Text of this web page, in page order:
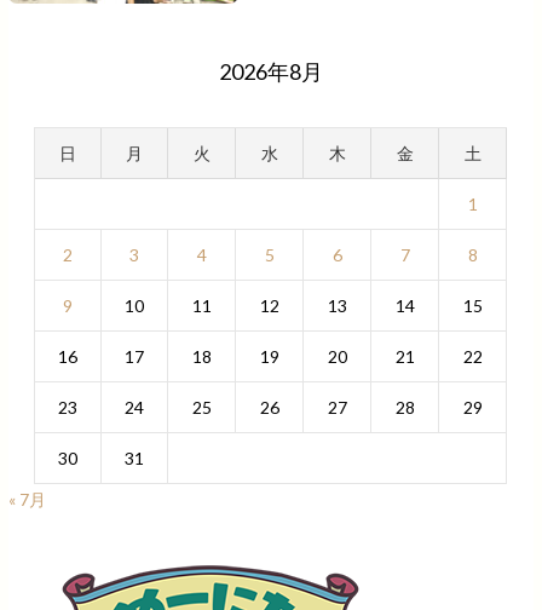
2026年8月
日 月 火 水 木 金 土
1
2 3 4 5 6 7 8
9 10 11 12 13 14 15
16 17 18 19 20 21 22
23 24 25 26 27 28 29
30
31
« 7月